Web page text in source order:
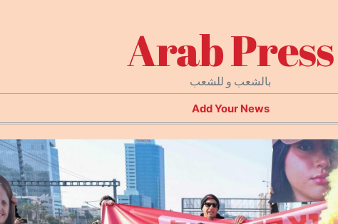
Arab Press
بالشعب و للشعب
Add Your News